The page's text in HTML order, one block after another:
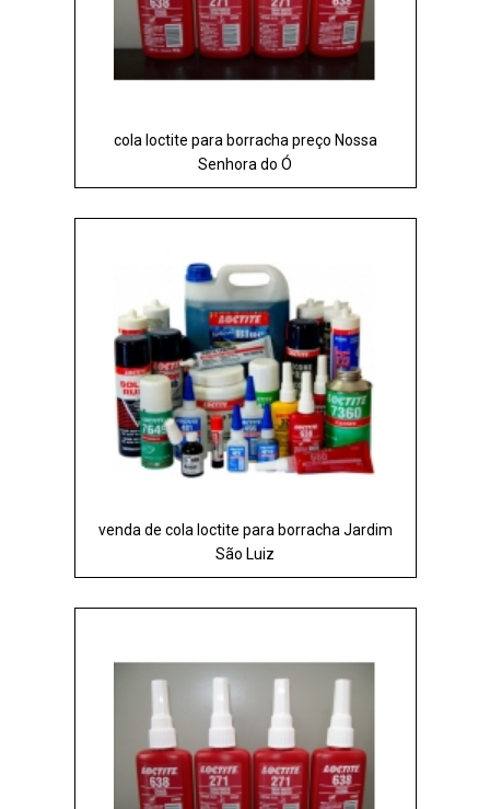
cola loctite para borracha preço Nossa
Senhora do Ó
venda de cola loctite para borracha Jardim
São Luiz